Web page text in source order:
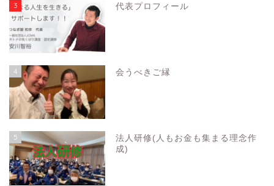
3 代表プロフィール
4 会うべきご縁
5
法人研修(人もお金も集まる理念作
成)